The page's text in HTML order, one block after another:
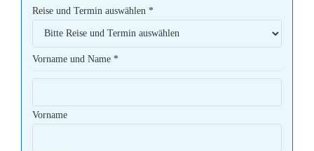
Reise und Termin auswählen *
Vorname und Name *
Vorname